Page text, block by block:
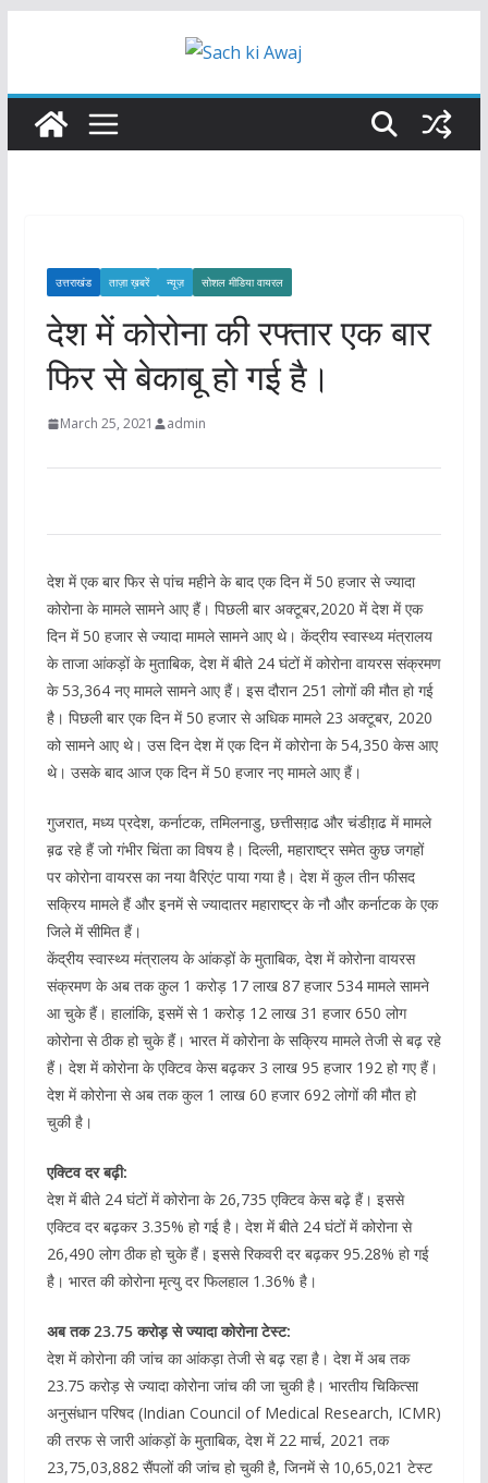
उत्तराखंड ताज़ा ख़बरें न्यूज़ सोशल मीडिया वायरल
देश में कोरोना की रफ्तार एक बार
फिर से बेकाबू हो गई है।
March 25, 2021 admin
देश में एक बार फिर से पांच महीने के बाद एक दिन में 50 हजार से ज्यादा
कोरोना के मामले सामने आए हैं। पिछली बार अक्टूबर,2020 में देश में एक
दिन में 50 हजार से ज्यादा मामले सामने आए थे। केंद्रीय स्वास्थ्य मंत्रालय
के ताजा आंकड़ों के मुताबिक, देश में बीते 24 घंटों में कोरोना वायरस संक्रमण
के 53,364 नए मामले सामने आए हैं। इस दौरान 251 लोगों की मौत हो गई
है। पिछली बार एक दिन में 50 हजार से अधिक मामले 23 अक्टूबर, 2020
को सामने आए थे। उस दिन देश में एक दिन में कोरोना के 54,350 केस आए
थे। उसके बाद आज एक दिन में 50 हजार नए मामले आए हैं।
गुजरात, मध्य प्रदेश, कर्नाटक, तमिलनाडु, छत्तीसग़़ढ और चंडीग़़ढ में मामले
ब़़ढ रहे हैं जो गंभीर चिंता का विषय है। दिल्ली, महाराष्ट्र समेत कुछ जगहों
पर कोरोना वायरस का नया वैरिएंट पाया गया है। देश में कुल तीन फीसद
सक्रिय मामले हैं और इनमें से ज्यादातर महाराष्ट्र के नौ और कर्नाटक के एक
जिले में सीमित हैं।
केंद्रीय स्वास्थ्य मंत्रालय के आंकड़ों के मुताबिक, देश में कोरोना वायरस
संक्रमण के अब तक कुल 1 करोड़ 17 लाख 87 हजार 534 मामले सामने
आ चुके हैं। हालांकि, इसमें से 1 करोड़ 12 लाख 31 हजार 650 लोग
कोरोना से ठीक हो चुके हैं। भारत में कोरोना के सक्रिय मामले तेजी से बढ़ रहे
हैं। देश में कोरोना के एक्टिव केस बढ़कर 3 लाख 95 हजार 192 हो गए हैं।
देश में कोरोना से अब तक कुल 1 लाख 60 हजार 692 लोगों की मौत हो
चुकी है।
एक्टिव दर बढ़ी:
देश में बीते 24 घंटों में कोरोना के 26,735 एक्टिव केस बढ़े हैं। इससे
एक्टिव दर बढ़कर 3.35% हो गई है। देश में बीते 24 घंटों में कोरोना से
26,490 लोग ठीक हो चुके हैं। इससे रिकवरी दर बढ़कर 95.28% हो गई
है। भारत की कोरोना मृत्यु दर फिलहाल 1.36% है।
अब तक 23.75 करोड़ से ज्यादा कोरोना टेस्ट:
देश में कोरोना की जांच का आंकड़ा तेजी से बढ़ रहा है। देश में अब तक
23.75 करोड़ से ज्यादा कोरोना जांच की जा चुकी है। भारतीय चिकित्सा
अनुसंधान परिषद (Indian Council of Medical Research, ICMR)
की तरफ से जारी आंकड़ों के मुताबिक, देश में 22 मार्च, 2021 तक
23,75,03,882 सैंपलों की जांच हो चुकी है, जिनमें से 10,65,021 टेस्ट